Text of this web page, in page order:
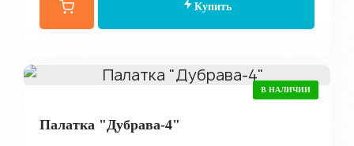
Купить
В НАЛИЧИИ
Палатка "Дубрава-4"